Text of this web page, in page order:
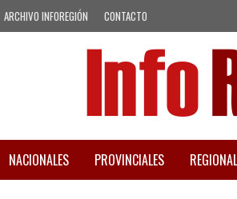
ARCHIVO INFOREGIÓN CONTACTO
NACIONALES PROVINCIALES